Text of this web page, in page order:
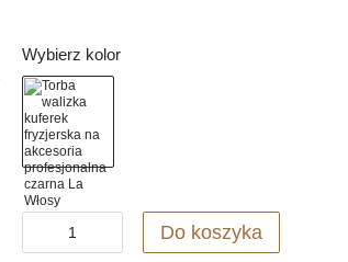
Wybierz kolor
Do koszyka